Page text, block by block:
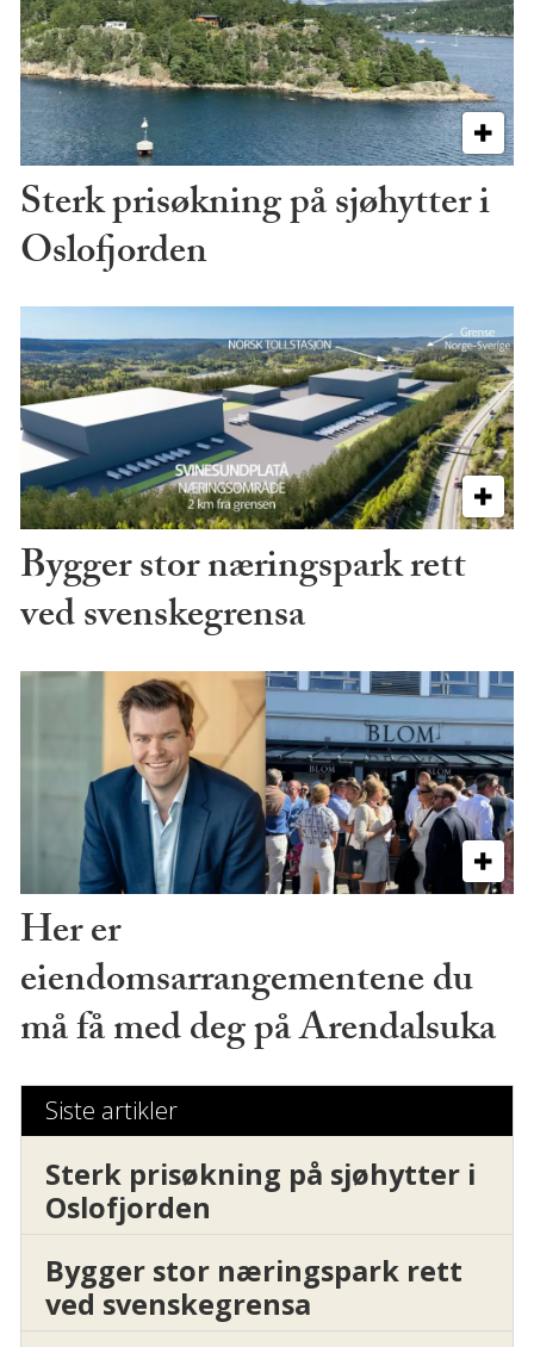
Sterk prisøkning på sjøhytter i
Oslofjorden
Bygger stor næringspark rett
ved svenskegrensa
Her er
eiendomsarrangementene du
må få med deg på Arendalsuka
Siste artikler
Sterk prisøkning på sjøhytter i
Oslofjorden
Bygger stor næringspark rett
ved svenskegrensa